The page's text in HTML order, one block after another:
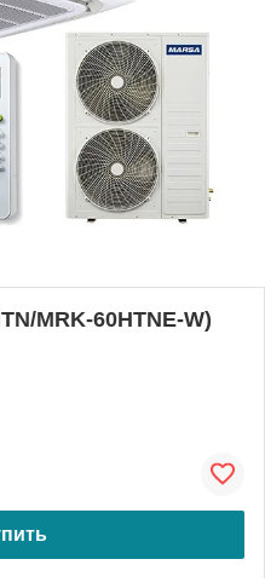
MRK-60HTNE-W)